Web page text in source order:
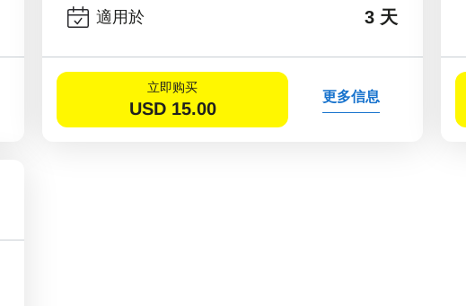
適用於 3 天
立即购买
USD 15.00
更多信息